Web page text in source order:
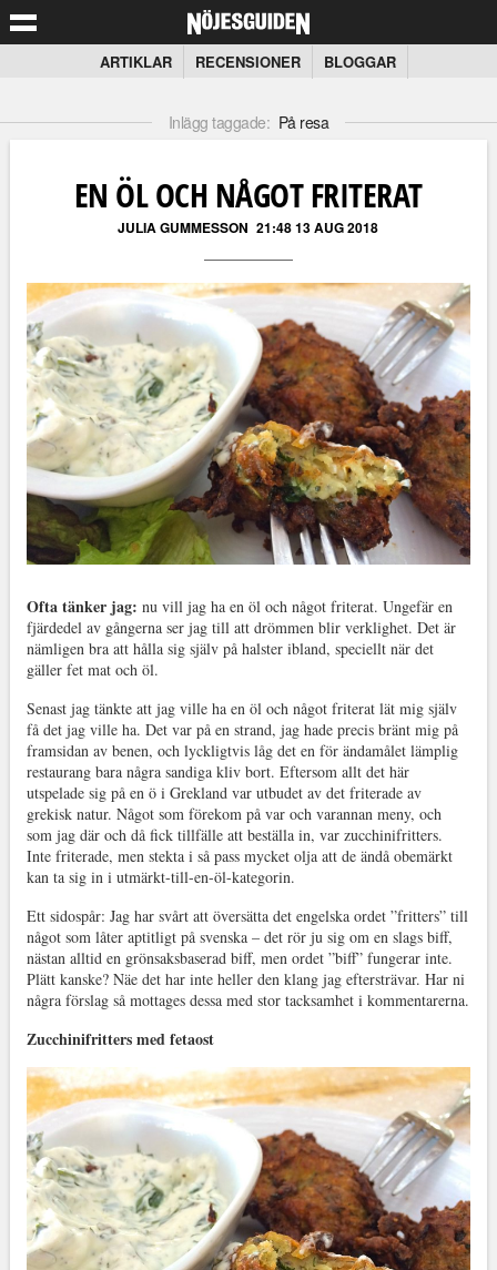
ARTIKLAR RECENSIONER BLOGGAR
Inlägg taggade: På resa
EN ÖL OCH NÅGOT FRITERAT
JULIA GUMMESSON 21:48 13 AUG 2018
Ofta tänker jag: nu vill jag ha en öl och något friterat. Ungefär en
fjärdedel av gångerna ser jag till att drömmen blir verklighet. Det är
nämligen bra att hålla sig själv på halster ibland, speciellt när det
gäller fet mat och öl.
Senast jag tänkte att jag ville ha en öl och något friterat lät mig själv
få det jag ville ha. Det var på en strand, jag hade precis bränt mig på
framsidan av benen, och lyckligtvis låg det en för ändamålet lämplig
restaurang bara några sandiga kliv bort. Eftersom allt det här
utspelade sig på en ö i Grekland var utbudet av det friterade av
grekisk natur. Något som förekom på var och varannan meny, och
som jag där och då fick tillfälle att beställa in, var zucchinifritters.
Inte friterade, men stekta i så pass mycket olja att de ändå obemärkt
kan ta sig in i utmärkt-till-en-öl-kategorin.
Ett sidospår: Jag har svårt att översätta det engelska ordet ”fritters” till
något som låter aptitligt på svenska – det rör ju sig om en slags biff,
nästan alltid en grönsaksbaserad biff, men ordet ”biff” fungerar inte.
Plätt kanske? Näe det har inte heller den klang jag eftersträvar. Har ni
några förslag så mottages dessa med stor tacksamhet i kommentarerna.
Zucchinifritters med fetaost